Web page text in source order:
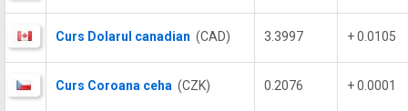
Curs Dolarul canadian (CAD) 3.3997 + 0.0105
Curs Coroana ceha (CZK) 0.2076 + 0.0001